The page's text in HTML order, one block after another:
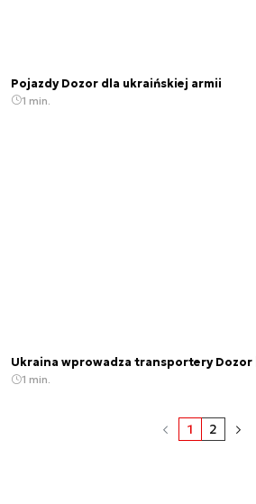
Pojazdy Dozor dla ukraińskiej armii
1 min.
Ukraina wprowadza transportery Dozor
1 min.
1 2